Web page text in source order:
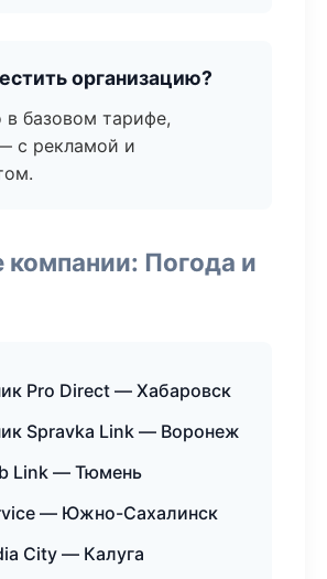
организацию?
в базовом тарифе,
с рекламой и
Погода и
Pro Direct — Хабаровск
Spravka Link — Воронеж
Link — Тюмень
— Южно-Сахалинск
City — Калуга